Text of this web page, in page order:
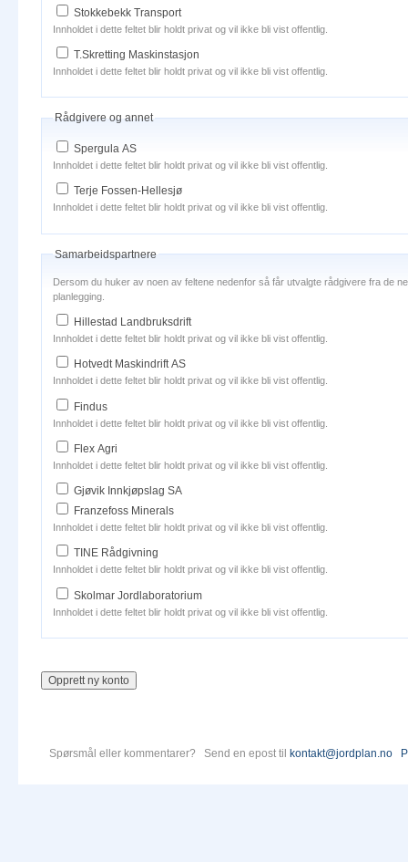
Stokkebekk Transport
Innholdet i dette feltet blir holdt privat og vil ikke bli vist offentlig.
T.Skretting Maskinstasjon
Innholdet i dette feltet blir holdt privat og vil ikke bli vist offentlig.
Rådgivere og annet
Spergula AS
Innholdet i dette feltet blir holdt privat og vil ikke bli vist offentlig.
Terje Fossen-Hellesjø
Innholdet i dette feltet blir holdt privat og vil ikke bli vist offentlig.
Samarbeidspartnere
Dersom du huker av noen av feltene nedenfor så får utvalgte rådgivere fra de
planlegging.
Hillestad Landbruksdrift
Innholdet i dette feltet blir holdt privat og vil ikke bli vist offentlig.
Hotvedt Maskindrift AS
Innholdet i dette feltet blir holdt privat og vil ikke bli vist offentlig.
Findus
Innholdet i dette feltet blir holdt privat og vil ikke bli vist offentlig.
Flex Agri
Innholdet i dette feltet blir holdt privat og vil ikke bli vist offentlig.
Gjøvik Innkjøpslag SA
Franzefoss Minerals
Innholdet i dette feltet blir holdt privat og vil ikke bli vist offentlig.
TINE Rådgivning
Innholdet i dette feltet blir holdt privat og vil ikke bli vist offentlig.
Skolmar Jordlaboratorium
Innholdet i dette feltet blir holdt privat og vil ikke bli vist offentlig.
Spørsmål eller kommentarer? Send en epost til kontakt@jordplan.no